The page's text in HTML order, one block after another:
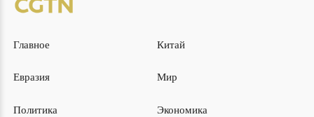
Главное Китай
Евразия Мир
Политика Экономика